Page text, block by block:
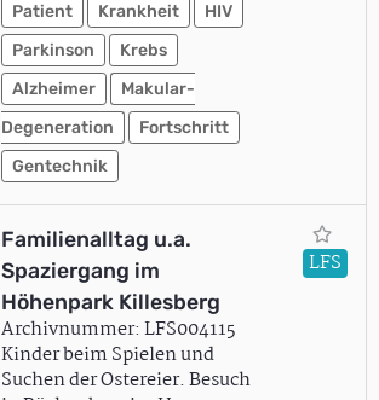
Patient
Krankheit
HIV
Parkinson
Krebs
Alzheimer
Makular-
Degeneration
Fortschritt
Gentechnik
Familienalltag u.a.
Spaziergang im
Höhenpark Killesberg
Archivnummer: LFS004115
Kinder beim Spielen und
Suchen der Ostereier. Besuch
LFS